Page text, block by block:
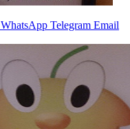
WhatsApp Telegram Email